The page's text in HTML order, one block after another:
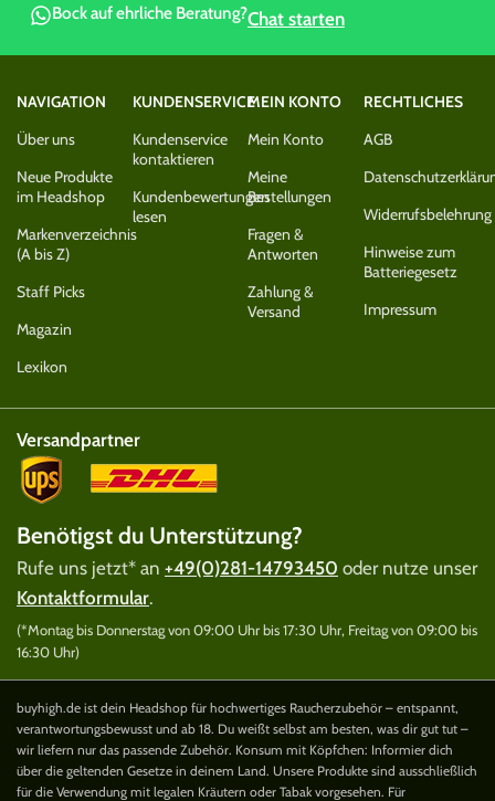
Bock auf ehrliche Beratung?Chat starten
NAVIGATION
Über uns
Neue Produkte
im Headshop
Markenverzeichnis
(A bis Z)
Staff Picks
Magazin
Lexikon
KUNDENSERVICE
Kundenservice
kontaktieren
Kundenbewertungen
lesen
MEIN KONTO
Mein Konto
Meine
Bestellungen
Fragen &
Antworten
Zahlung &
Versand
RECHTLICHES
AGB
Widerrufsbelehrung
Hinweise zum
Batteriegesetz
Impressum
Versandpartner
Benötigst du Unterstützung?
Rufe uns jetzt* an +49(0)281-14793450 oder nutze unser
Kontaktformular.
(*Montag bis Donnerstag von 09:00 Uhr bis 17:30 Uhr, Freitag von 09:00 bis
16:30 Uhr)
buyhigh.de ist dein Headshop für hochwertiges Raucherzubehör – entspannt,
verantwortungsbewusst und ab 18. Du weißt selbst am besten, was dir gut tut –
wir liefern nur das passende Zubehör. Konsum mit Köpfchen: Informier dich
über die geltenden Gesetze in deinem Land. Unsere Produkte sind ausschließlich
für die Verwendung mit legalen Kräutern oder Tabak vorgesehen. Für